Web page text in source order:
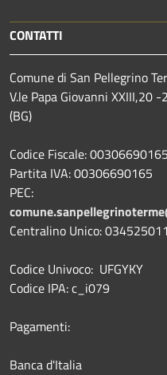
CONTATTI
Comune di San Pellegrino
V.le Papa Giovanni XXIII,20
(BG)
Codice Fiscale: 00306690165
Partita IVA: 00306690165
PEC:
Centralino Unico: 034525011
Codice Univoco: UFGYKY
Codice IPA: c_i079
Pagamenti:
Banca d'Italia